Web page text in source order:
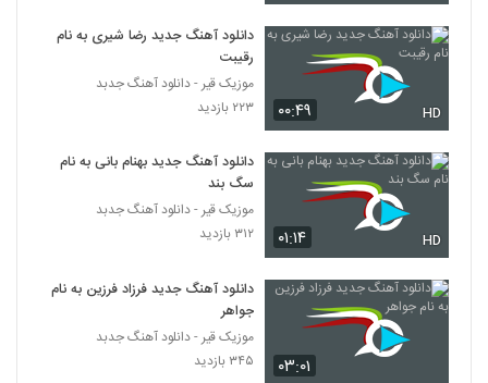
۰۰:۴۹ HD
دانلود آهنگ جدید رضا شیری به نام
رقیبت
موزیک قیر - دانلود آهنگ جدبد
۲۲۳ بازدید
۰۱:۱۴ HD
دانلود آهنگ جدید بهنام بانی به نام
سگ بند
موزیک قیر - دانلود آهنگ جدبد
۳۱۲ بازدید
۰۳:۰۱
دانلود آهنگ جدید فرزاد فرزین به نام
جواهر
موزیک قیر - دانلود آهنگ جدبد
۳۴۵ بازدید